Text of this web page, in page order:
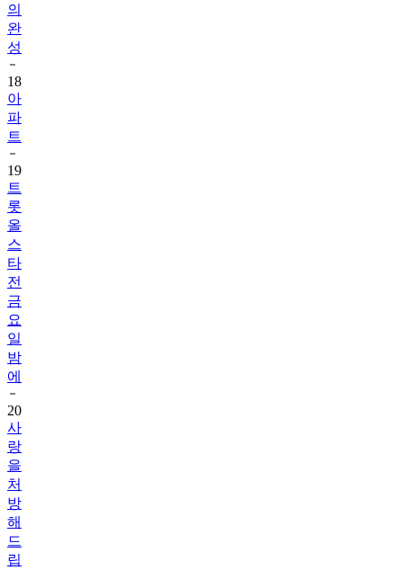
의
완
성
18
아
파
트
19
트
롯
올
스
타
전
금
요
일
밤
에
20
사
랑
을
처
방
해
드
립